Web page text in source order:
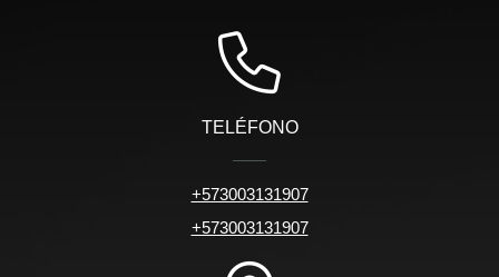
TELÉFONO
+573003131907
+573003131907